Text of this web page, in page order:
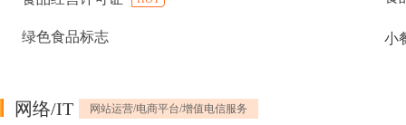
绿色食品标志 小
网络/IT 网站运营/电商平台/增值电信服务